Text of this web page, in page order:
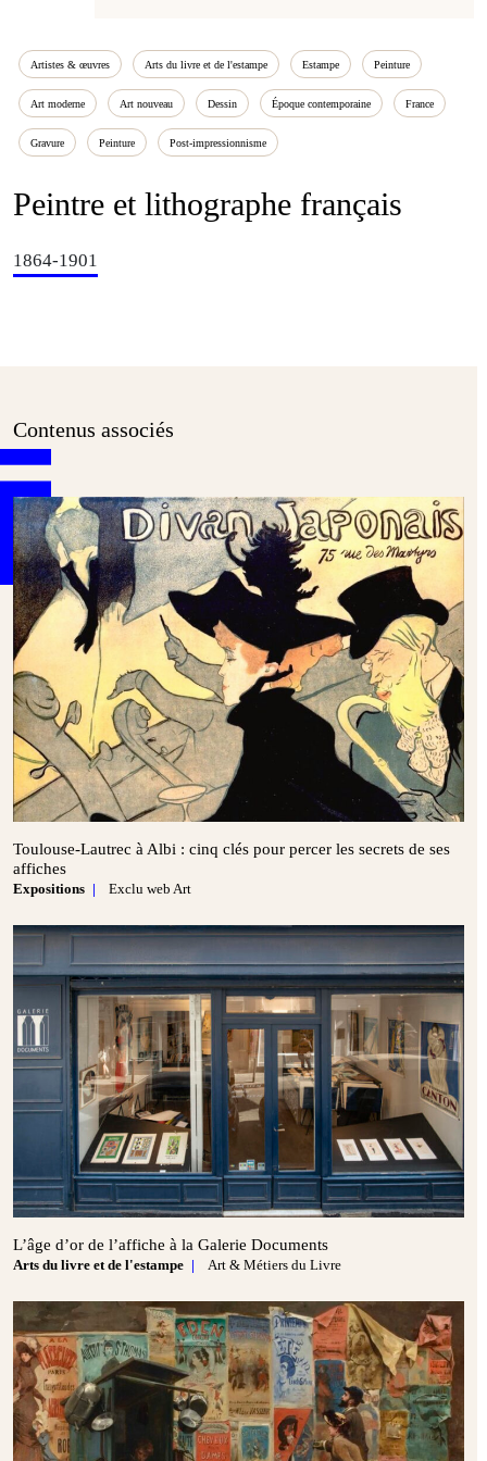
Artistes & œuvres Arts du livre et de l'estampe Estampe Peinture
Art moderne Art nouveau Dessin Époque contemporaine France
Gravure Peinture Post-impressionnisme
Peintre et lithographe français
1864-1901
Contenus associés
Toulouse‑Lautrec à Albi : cinq clés pour percer les secrets de ses
affiches
Expositions Exclu web Art
L’âge d’or de l’affiche à la Galerie Documents
Arts du livre et de l'estampe Art & Métiers du Livre